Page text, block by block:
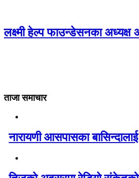
लक्ष्मी हेल्प फाउन्डेसनका अध्यक्ष
ताजा समाचार
नारायणी आसपासका